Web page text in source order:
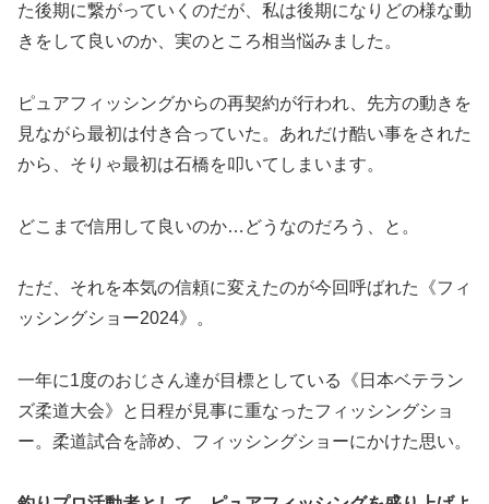
た後期に繋がっていくのだが、私は後期になりどの様な動
きをして良いのか、実のところ相当悩みました。
ピュアフィッシングからの再契約が行われ、先方の動きを
見ながら最初は付き合っていた。あれだけ酷い事をされた
から、そりゃ最初は石橋を叩いてしまいます。
どこまで信用して良いのか…どうなのだろう、と。
ただ、それを本気の信頼に変えたのが今回呼ばれた《フィ
ッシングショー2024》。
一年に1度のおじさん達が目標としている《日本ベテラン
ズ柔道大会》と日程が見事に重なったフィッシングショ
ー。柔道試合を諦め、フィッシングショーにかけた思い。